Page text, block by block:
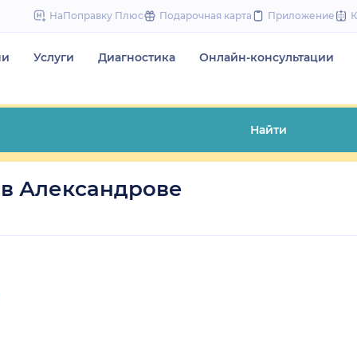
to
НаПоправку Плюс Подарочная карта Приложение
Услуги Диагностика Онлайн-консультации
Найти
Александрове